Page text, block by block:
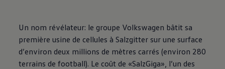
Un nom révélateur: le groupe Volkswagen bâtit sa
première usine de cellules à Salzgitter sur une surface
d’environ deux millions de mètres carrés (environ 280
terrains de football). Le coût de «SalzGiga», l’un des